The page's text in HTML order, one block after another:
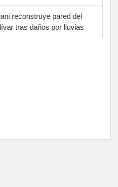
reconstruye pared del
tras daños por lluvias